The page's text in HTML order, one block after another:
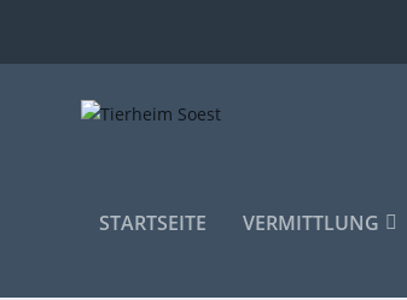
STARTSEITE VERMITTLUNG